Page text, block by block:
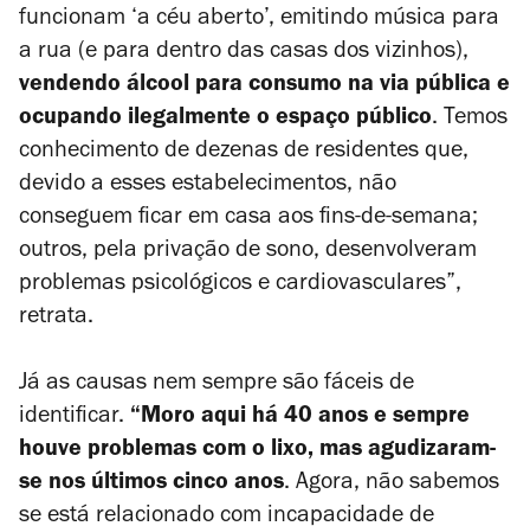
funcionam ‘a céu aberto’, emitindo música para
a rua (e para dentro das casas dos vizinhos),
vendendo álcool para consumo na via pública e
ocupando ilegalmente o espaço público. Temos
conhecimento de dezenas de residentes que,
devido a esses estabelecimentos, não
conseguem ficar em casa aos fins‑de‑semana;
outros, pela privação de sono, desenvolveram
problemas psicológicos e cardiovasculares”,
retrata.
Já as causas nem sempre são fáceis de
identificar. “Moro aqui há 40 anos e sempre
houve problemas com o lixo, mas agudizaram-
se nos últimos cinco anos. Agora, não sabemos
se está relacionado com incapacidade de